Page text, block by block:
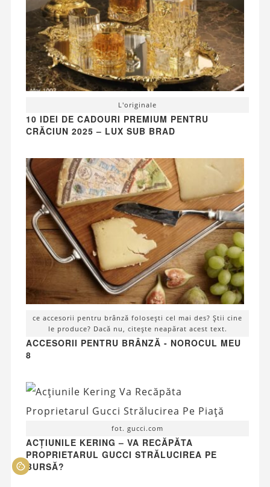
L'originale
10 IDEI DE CADOURI PREMIUM PENTRU
CRĂCIUN 2025 – LUX SUB BRAD
ce accesorii pentru brânză folosești cel mai des? Știi cine
le produce? Dacă nu, citește neapărat acest text.
ACCESORII PENTRU BRÂNZĂ - NOROCUL MEU
8
fot. gucci.com
ACȚIUNILE KERING – VA RECĂPĂTA
PROPRIETARUL GUCCI STRĂLUCIREA PE
BURSĂ?